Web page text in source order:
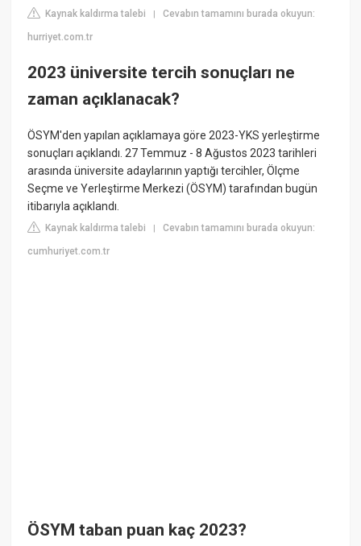
Kaynak kaldırma talebi |Cevabın tamamını burada okuyun:
hurriyet.com.tr
2023 üniversite tercih sonuçları ne
zaman açıklanacak?
ÖSYM'den yapılan açıklamaya göre 2023-YKS yerleştirme
sonuçları açıklandı. 27 Temmuz - 8 Ağustos 2023 tarihleri
arasında üniversite adaylarının yaptığı tercihler, Ölçme
Seçme ve Yerleştirme Merkezi (ÖSYM) tarafından bugün
itibarıyla açıklandı.
Kaynak kaldırma talebi |Cevabın tamamını burada okuyun:
cumhuriyet.com.tr
ÖSYM taban puan kaç 2023?